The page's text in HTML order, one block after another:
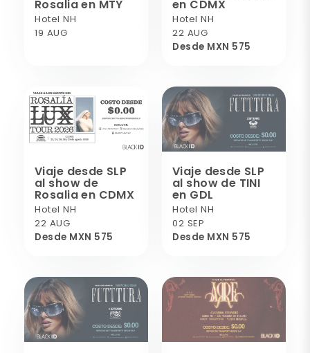
Rosalia en MTY
Hotel NH
19 AUG
en CDMX
Hotel NH
22 AUG
Desde MXN 575
Viaje desde SLP
al show de
Rosalia en CDMX
Hotel NH
22 AUG
Desde MXN 575
Viaje desde SLP
al show de TINI
en GDL
Hotel NH
02 SEP
Desde MXN 575